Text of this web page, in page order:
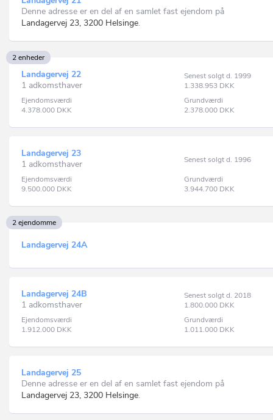
Denne adresse er en del af en samlet fast ejendom på
Landagervej 23, 3200 Helsinge.
2 enheder
Landagervej 22
1 adkomsthaver
Senest solgt d. 1999
1.338.953 DKK
Ejendomsværdi
4.378.000 DKK
Grundværdi
2.378.000 DKK
Landagervej 23
1 adkomsthaver
Senest solgt d. 1996
Ejendomsværdi
9.500.000 DKK
Grundværdi
3.944.700 DKK
2 ejendomme
Landagervej 24A
Landagervej 24B
1 adkomsthaver
Senest solgt d. 2018
1.800.000 DKK
Ejendomsværdi
1.912.000 DKK
Grundværdi
1.011.000 DKK
Landagervej 25
Denne adresse er en del af en samlet fast ejendom på
Landagervej 23, 3200 Helsinge.